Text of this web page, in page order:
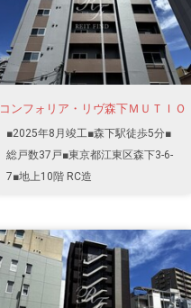
コンフォリア・リヴ森下ＭＵＴＩＯ
■2025年8月竣工■森下駅徒歩5分■
総戸数37戸■東京都江東区森下3-6-
7■地上10階 RC造